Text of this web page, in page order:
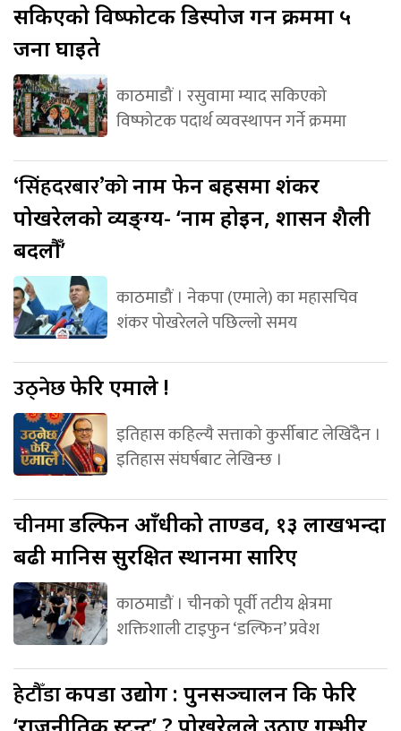
सकिएको विष्फोटक डिस्पोज गर्ने क्रममा ५
जना घाइते
काठमाडौं । रसुवामा म्याद सकिएको
विष्फोटक पदार्थ व्यवस्थापन गर्ने क्रममा
‘सिंहदरबार’कोनाम फेर्ने बहसमा शंकर
पोखरेलको व्यङ्ग्य- ‘नाम होइन, शासन शैली
बदलौँ’
काठमाडौं । नेकपा (एमाले) का महासचिव
शंकर पोखरेलले पछिल्लो समय
उठ्नेछफेरि एमाले !
इतिहास कहिल्यै सत्ताको कुर्सीबाट लेखिँदैन ।
इतिहास संघर्षबाट लेखिन्छ ।
चीनमाडल्फिन आँधीको ताण्डव, १३ लाखभन्दा
बढी मानिस सुरक्षित स्थानमा सारिए
काठमाडौं । चीनको पूर्वी तटीय क्षेत्रमा
शक्तिशाली टाइफुन ‘डल्फिन’ प्रवेश
हेटौँडाकपडा उद्योग : पुनसञ्चालन कि फेरि